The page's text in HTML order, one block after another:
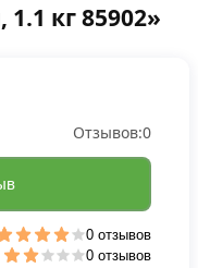
кг 85902»
Отзывов:0
0 отзывов
0 отзывов